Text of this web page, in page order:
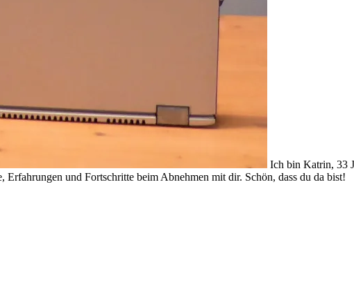
Ich bin Katrin, 33
und Fortschritte beim Abnehmen mit dir. Schön, dass du da bist!